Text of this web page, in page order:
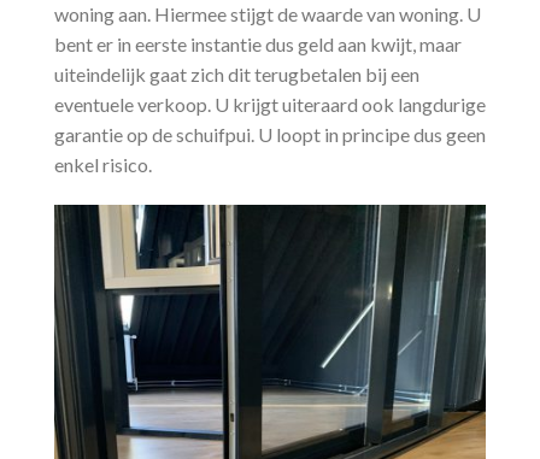
woning aan. Hiermee stijgt de waarde van woning. U
bent er in eerste instantie dus geld aan kwijt, maar
uiteindelijk gaat zich dit terugbetalen bij een
eventuele verkoop. U krijgt uiteraard ook langdurige
garantie op de schuifpui. U loopt in principe dus geen
enkel risico.